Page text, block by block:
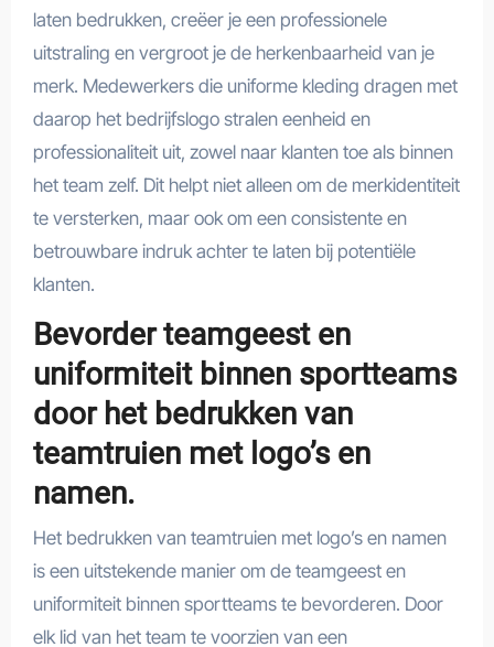
laten bedrukken, creëer je een professionele
uitstraling en vergroot je de herkenbaarheid van je
merk. Medewerkers die uniforme kleding dragen met
daarop het bedrijfslogo stralen eenheid en
professionaliteit uit, zowel naar klanten toe als binnen
het team zelf. Dit helpt niet alleen om de merkidentiteit
te versterken, maar ook om een consistente en
betrouwbare indruk achter te laten bij potentiële
klanten.
Bevorder teamgeest en
uniformiteit binnen sportteams
door het bedrukken van
teamtruien met logo’s en
namen.
Het bedrukken van teamtruien met logo’s en namen
is een uitstekende manier om de teamgeest en
uniformiteit binnen sportteams te bevorderen. Door
elk lid van het team te voorzien van een